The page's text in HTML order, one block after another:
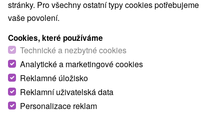
TIP
stránky. Pro všechny ostatní typy cookies potřebujeme
vaše povolení.
Cookies, které používáme
Technické a nezbytné cookies
Analytické a marketingové cookies
Reklamné úložisko
Reklamní uživatelská data
Personalizace reklam